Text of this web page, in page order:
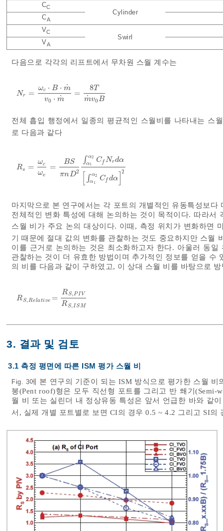
CC
Cylinder
CA
VC
Swirl
VA
다음으로 각각의 리프트에서 무차원 스월 계수는
Nr =
ωc ⋅ B ⋅ m
˙
v0 ⋅ m
˙
=
8T
m
˙v0B
Nr =ωc⋅B⋅m˙v0 ⋅m ˙=8Tm
전체 흡입 행정에서 일종의 평균적인 스월비를 나타내는 스
로 다음과 같다
Rs =
ωc
ωe
=
BS
πnD2
∫ α2
α1
Cf Nrdα
∫ α2
α 1
Cf dα ]2
Rs =ωcω e= BSπn D2∫α1α2CfN
마지막으로 본 연구에서는 각 포트의 개별적인 유동특성보
전체적인 변화 특성에 대해 논의하는 것이 목적이다. 따라
스월 비가 주요 논의 대상이다. 이때, 측정 위치가 변화하면
기 때문에 절대 값의 변화를 관찰하는 것도 중요하지만 스월
이를 근거로 논의하는 것은 최소화하고자 한다. 아울러 동
관찰하는 것이 더 유효한 방법이며 추가적인 정보를 얻을
의 비를 다음과 같이 구하였고, 이 상대 스월 비를 바탕으로
R S, Relative =
R S, PI V
R S, I S M
RS ,Relat ive=RS,P
3. 결과 및 검토
3.1 측정 평면에 따른 ISM 평가 스월 비
Fig. 3에 본 연구의 기준이 되는 ISM 방식으로 평가한 스월
붕(Pent roof)형은 모두 직선형 포트를 그리고 반 쐐기
월 비 또는 실린더 내 정상유동 특성은 앞서 언급한 바와 같
서, 실제 개별 포트별로 보면 CI의 경우 0.5 ~ 4.2 그리고 SI의